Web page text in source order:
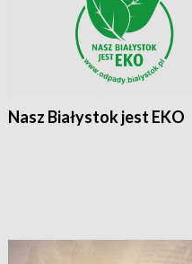
Nasz Białystok jest EKO